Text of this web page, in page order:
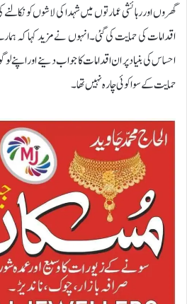
گھروں اور رہائشی عمارتوں میں شہدا کی لاشوں کو
اقدامات کی حمایت کی گئی۔انہوں نے مزید کہا کہ
احساس کی بنیاد پر ان اقدامات کا جواب دینے اور
حمایت کے سوا کوئی چارہ نہیں تھا۔